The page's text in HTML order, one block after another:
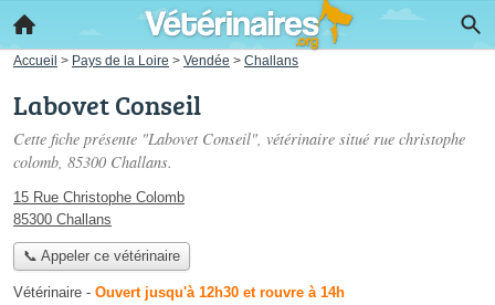
Accueil > Pays de la Loire > Vendée > Challans
Labovet Conseil
Cette fiche présente "Labovet Conseil", vétérinaire situé rue christophe
colomb, 85300 Challans.
15 Rue Christophe Colomb
85300 Challans
📞 Appeler ce vétérinaire
Vétérinaire - Ouvert jusqu'à 12h30 et rouvre à 14h